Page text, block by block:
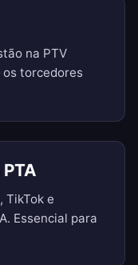
na PTV
torcedores
TikTok e
Essencial para